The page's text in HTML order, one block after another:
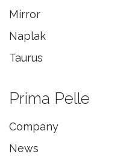
Mirror
Naplak
Taurus
Prima Pelle
Company
News